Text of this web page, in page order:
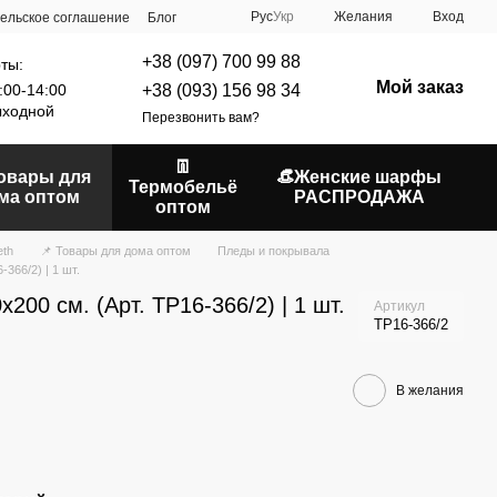
соглашение Блог РусУкр Желания Вход
14:00
+38 (097) 700 99 88
+38 (093) 156 98 34
Перезвонить вам?
Мой заказ
для
оптом
👖
Термобельё
оптом
👒Женские шарфы
РАСПРОДАЖА
📌 Товары для дома оптом
Пледы и покрывала
366/2) | 1 шт.
см. (Арт. TP16-366/2) | 1 шт. Артикул
TP16-366/2
В желания